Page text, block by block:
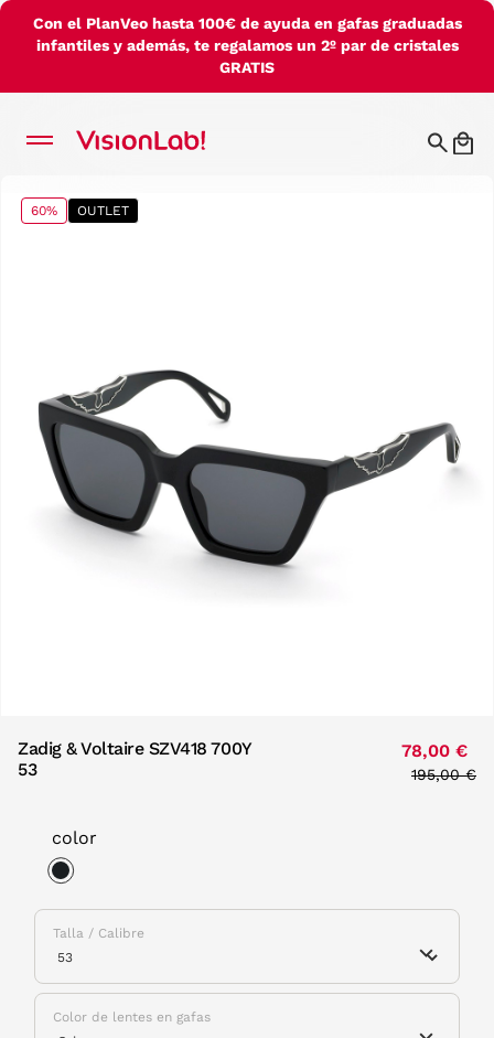
Con el PlanVeo hasta 100€ de ayuda en gafas graduadas
infantiles y además, te regalamos un 2º par de cristales
GRATIS
60% OUTLET
Zadig & Voltaire SZV418 700Y
53
78,00 €
Price
195,00 €
color
Talla / Calibre
Color de lentes en gafas